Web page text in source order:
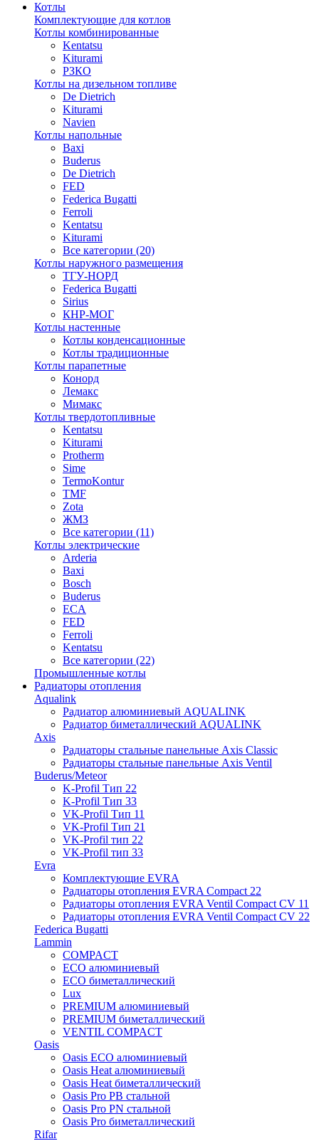
Котлы
Комплектующие для котлов
Котлы комбинированные
Kentatsu
Kiturami
РЗКО
Котлы на дизельном топливе
De Dietrich
Kiturami
Navien
Котлы напольные
Baxi
Buderus
De Dietrich
FED
Federica Bugatti
Ferroli
Kentatsu
Kiturami
Все категории (20)
Котлы наружного размещения
ТГУ-НОРД
Federica Bugatti
Sirius
КНР-МОГ
Котлы настенные
Котлы конденсационные
Котлы традиционные
Котлы парапетные
Конорд
Лемакс
Мимакс
Котлы твердотопливные
Kentatsu
Kiturami
Protherm
Sime
TermoKontur
TMF
Zota
ЖМЗ
Все категории (11)
Котлы электрические
Arderia
Baxi
Bosch
Buderus
ECA
FED
Ferroli
Kentatsu
Все категории (22)
Промышленные котлы
Радиаторы отопления
Aqualink
Радиатор алюминиевый AQUALINK
Радиатор биметаллический AQUALINK
Axis
Радиаторы стальные панельные Axis Classic
Радиаторы стальные панельные Axis Ventil
Buderus/Meteor
K-Profil Тип 22
K-Profil Тип 33
VK-Profil Тип 11
VK-Profil Тип 21
VK-Profil тип 22
VK-Profil тип 33
Evra
Комплектующие EVRA
Радиаторы отопления EVRA Compact 22
Радиаторы отопления EVRA Ventil Compact CV 11
Радиаторы отопления EVRA Ventil Compact CV 22
Federica Bugatti
Lammin
COMPACT
ECO алюминиевый
ECO биметаллический
Lux
PREMIUM алюминиевый
PREMIUM биметаллический
VENTIL COMPACT
Oasis
Oasis ECO алюминиевый
Oasis Heat алюминиевый
Oasis Heat биметаллический
Oasis Pro PB стальной
Oasis Pro PN стальной
Oasis Pro биметаллический
Rifar